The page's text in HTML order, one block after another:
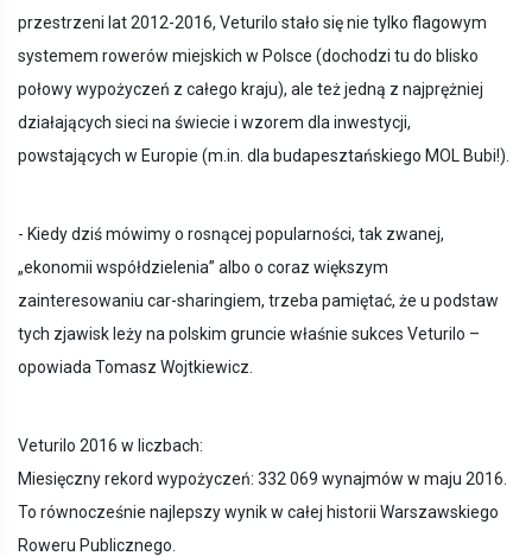
przestrzeni lat 2012-2016, Veturilo stało się nie tylko flagowym
systemem rowerów miejskich w Polsce (dochodzi tu do blisko
połowy wypożyczeń z całego kraju), ale też jedną z najprężniej
działających sieci na świecie i wzorem dla inwestycji,
powstających w Europie (m.in. dla budapesztańskiego MOL Bubi!).
- Kiedy dziś mówimy o rosnącej popularności, tak zwanej,
„ekonomii współdzielenia” albo o coraz większym
zainteresowaniu car-sharingiem, trzeba pamiętać, że u podstaw
tych zjawisk leży na polskim gruncie właśnie sukces Veturilo –
opowiada Tomasz Wojtkiewicz.
Veturilo 2016 w liczbach:
Miesięczny rekord wypożyczeń: 332 069 wynajmów w maju 2016.
To równocześnie najlepszy wynik w całej historii Warszawskiego
Roweru Publicznego.